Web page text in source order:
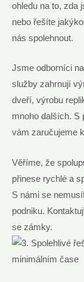
ohledu na to, zda
nebo řešíte
nás spolehnout.
Jsme odborníci
služby zahrnují
dveří, výrobu
mnoho dalších. S
vám zaručujeme
Věříme, že
přinese rychlé a
S námi se
podniku.
se zámky.